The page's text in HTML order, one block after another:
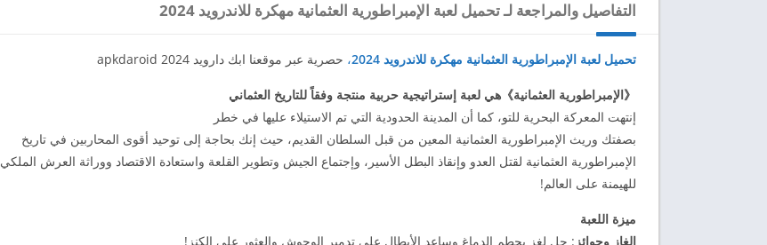
التفاصيل والمراجعة لـ تحميل لعبة الإمبراطورية العثمانية مهكرة للاندرويد 2024
تحميل لعبة الإمبراطورية العثمانية مهكرة للاندرويد 2024 ، حصرية عبر موقعنا ابك دارويد 2024 apkdaroid
《الإمبراطورية العثمانية》هي لعبة إستراتيجية حربية منتجة وفقاً للتاريخ العثماني
إنتهت المعركة البحرية للتو، كما أن المدينة الحدودية التي تم الاستيلاء عليها في خطر
بصفتك وريث الإمبراطورية العثمانية المعين من قبل السلطان القديم، حيث إنك بحاجة إلى توحيد أقوى المحاربين في تاريخ
الإمبراطورية العثمانية لقتل العدو وإنقاذ البطل الأسير، وإجتماع الجيش وتطوير القلعة واستعادة الاقتصاد ووراثة العرش الملكي
للهيمنة على العالم!
ميزة اللعبة
الغاز وجوائز : حل لغز يحطم الدماغ وساعد الأبطال على تدمير الوحوش والعثور على الكنز!